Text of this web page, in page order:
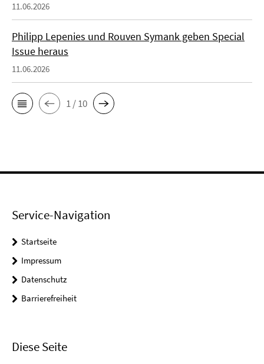
11.06.2026
Philipp Lepenies und Rouven Symank geben Special
Issue heraus
11.06.2026
1 / 10
Service-Navigation
Startseite
Impressum
Datenschutz
Barrierefreiheit
Diese Seite